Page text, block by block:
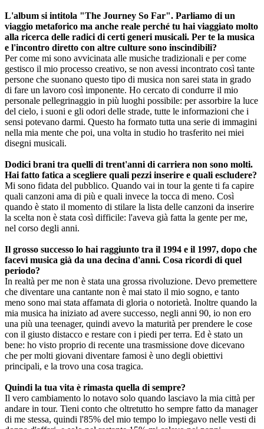
L'album si intitola "The Journey So Far". Parliamo di un
viaggio metaforico ma anche reale perché tu hai viaggiato molto
alla ricerca delle radici di certi generi musicali. Per te la musica
e l'incontro diretto con altre culture sono inscindibili?
Per come mi sono avvicinata alle musiche tradizionali e per come
gestisco il mio processo creativo, se non avessi incontrato così tante
persone che suonano questo tipo di musica non sarei stata in grado
di fare un lavoro così imponente. Ho cercato di condurre il mio
personale pellegrinaggio in più luoghi possibile: per assorbire la luce
del cielo, i suoni e gli odori delle strade, tutte le informazioni che i
sensi potevano darmi. Questo ha formato tutta una serie di immagini
nella mia mente che poi, una volta in studio ho trasferito nei miei
disegni musicali.
Dodici brani tra quelli di trent'anni di carriera non sono molti.
Hai fatto fatica a scegliere quali pezzi inserire e quali escludere?
Mi sono fidata del pubblico. Quando vai in tour la gente ti fa capire
quali canzoni ama di più e quali invece la tocca di meno. Così
quando è stato il momento di stilare la lista delle canzoni da inserire
la scelta non è stata così difficile: l'aveva già fatta la gente per me,
nel corso degli anni.
Il grosso successo lo hai raggiunto tra il 1994 e il 1997, dopo che
facevi musica già da una decina d'anni. Cosa ricordi di quel
periodo?
In realtà per me non è stata una grossa rivoluzione. Devo premettere
che diventare una cantante non è mai stato il mio sogno, e tanto
meno sono mai stata affamata di gloria o notorietà. Inoltre quando la
mia musica ha iniziato ad avere successo, negli anni 90, io non ero
una più una teenager, quindi avevo la maturità per prendere le cose
con il giusto distacco e restare con i piedi per terra. Ed è stato un
bene: ho visto proprio di recente una trasmissione dove dicevano
che per molti giovani diventare famosi è uno degli obiettivi
principali, e la trovo una cosa tragica.
Quindi la tua vita è rimasta quella di sempre?
Il vero cambiamento lo notavo solo quando lasciavo la mia città per
andare in tour. Tieni conto che oltretutto ho sempre fatto da manager
di me stessa, quindi l'85% del mio tempo lo impiegavo nelle vesti di